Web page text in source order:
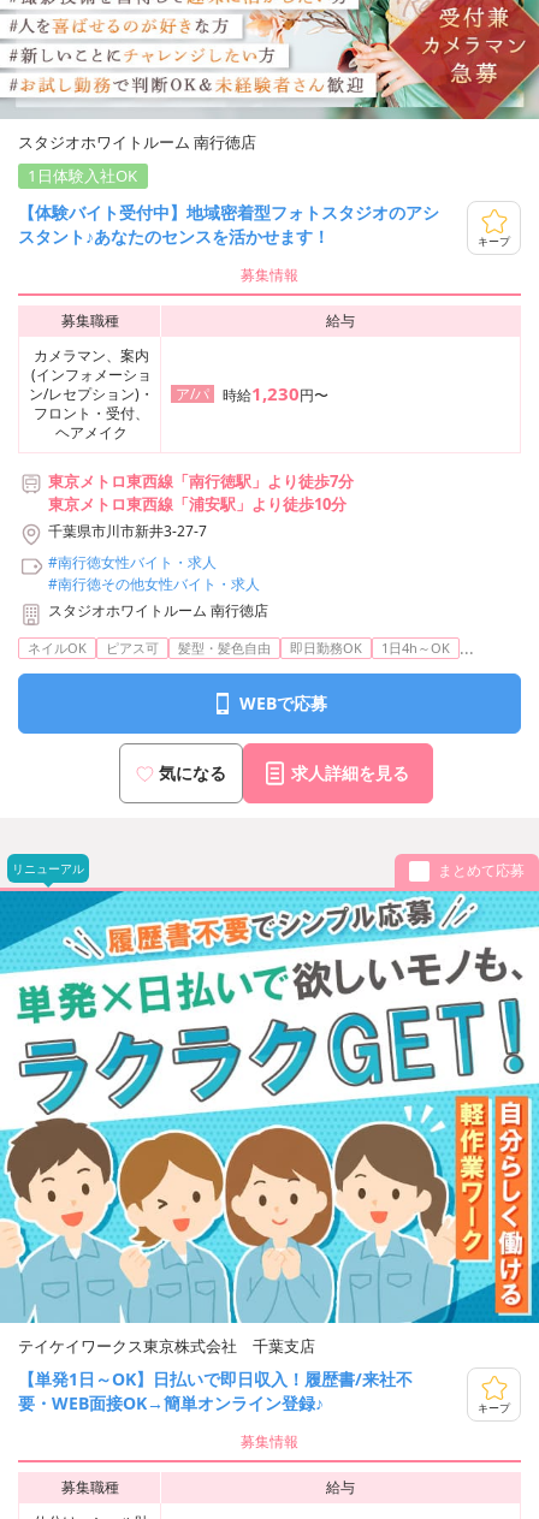
スタジオホワイトルーム 南行徳店
1日体験入社OK
【体験バイト受付中】地域密着型フォトスタジオのアシ
スタント♪あなたのセンスを活かせます！
キープ
募集情報
募集職種
給与
カメラマン、案内
(インフォメーショ
ン/レセプション)・
フロント・受付、
ヘアメイク
ア/パ 時給1,230円〜
東京メトロ東西線「南行徳駅」より徒歩7分
東京メトロ東西線「浦安駅」より徒歩10分
千葉県市川市新井3-27-7
#南行徳女性バイト・求人
#南行徳その他女性バイト・求人
スタジオホワイトルーム 南行徳店
ネイルOK ピアス可 髪型・髪色自由 即日勤務OK 1日4h～OK ...
WEBで応募
気になる 求人詳細を見る
リニューアル まとめて応募
テイケイワークス東京株式会社 千葉支店
【単発1日～OK】日払いで即日収入！履歴書/来社不
要・WEB面接OK→簡単オンライン登録♪
キープ
募集情報
募集職種
給与